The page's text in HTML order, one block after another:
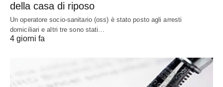
della casa di riposo
Un operatore socio-sanitario (oss) è stato posto agli arresti
domiciliari e altri tre sono stati…
4 giorni fa